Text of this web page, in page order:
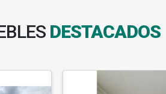
DESTACADOS